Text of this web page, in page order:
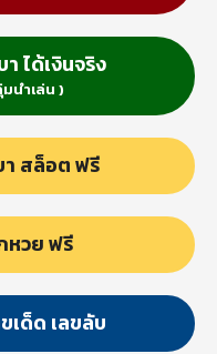
ได้เงินจริง
นำเล่น )
า สล็อต ฟรี
หวย ฟรี
เด็ด เลขลับ